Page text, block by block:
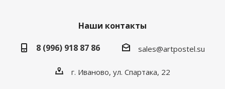
Наши контакты
8 (996) 918 87 86
sales@artpostel.su
г. Иваново, ул. Спартака, 22